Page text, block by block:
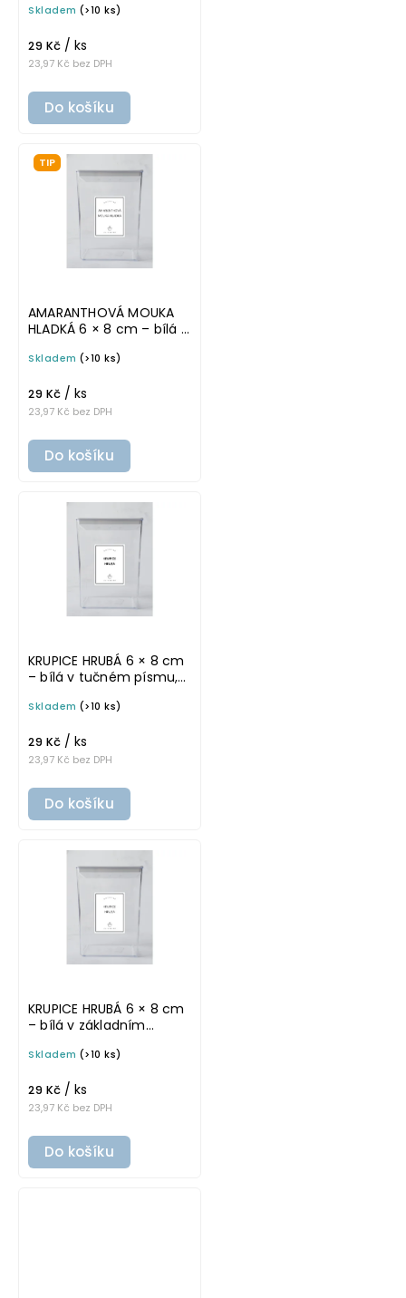
omyvatelná samolepka
Skladem (>10 ks)
23,97 Kč bez DPH
29 Kč / ks
Do košíku
TIP
AMARANTHOVÁ MOUKA
HLADKÁ 6 × 8 cm – bílá v
omyvatelná samolepka
Skladem (>10 ks)
23,97 Kč bez DPH
29 Kč / ks
Do košíku
KRUPICE HRUBÁ 6 × 8 cm
– bílá v tučném písmu,
na potravinové dózy
Skladem (>10 ks)
23,97 Kč bez DPH
29 Kč / ks
Do košíku
KRUPICE HRUBÁ 6 × 8 cm
– bílá v základním
samolepka na
Skladem (>10 ks)
23,97 Kč bez DPH
29 Kč / ks
Do košíku